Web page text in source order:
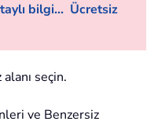
bilgi... Ücretsiz
seçin.
ve Benzersiz